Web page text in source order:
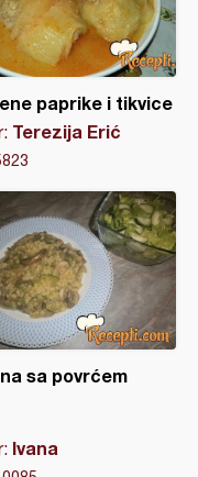
paprike i tikvice
Terezija Erić
sa povrćem
Ivana